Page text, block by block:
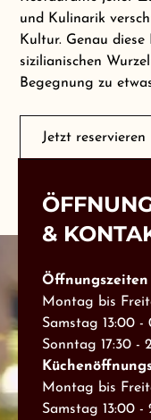
und Kulinarik
Kultur. Genau
sizilianischen
Begegnung zu
Jetzt reservieren
&
Öffnungszeiten
Montag bis
Samstag 13:00 -
Sonntag 17:30 -
Montag bis
Samstag 13:00 -